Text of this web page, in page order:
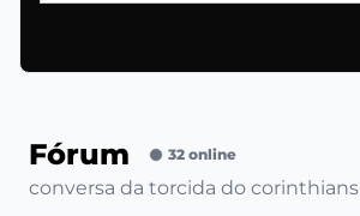
Fórum 32 online
conversa da torcida do corinthians